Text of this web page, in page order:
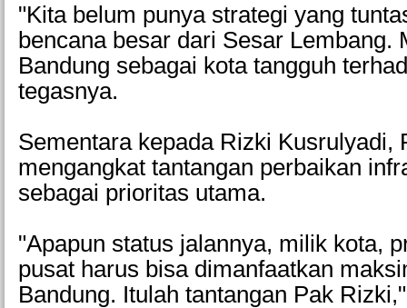
"Kita belum punya strategi yang
bencana besar dari Sesar Lembang.
Bandung sebagai kota tangguh
tegasnya.
Sementara kepada Rizki Kusrulyadi,
mengangkat tantangan perbaikan
sebagai prioritas utama.
"Apapun status jalannya, milik kota,
pusat harus bisa dimanfaatkan
Bandung. Itulah tantangan Pak